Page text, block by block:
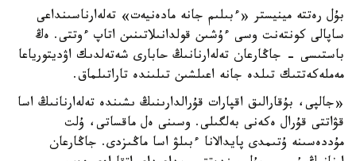
بۇل رەتتە مينيستر «ءبىلىم جانە مادەنيەت» تەلەارناسىنداعى
ساپالى كونتەنت وسى ءۇشىن قولدانىلاتىنىن اتاپ ءوتتى. ەڭ
باستىسى - جاڭارعان تەلەارنانىڭ حابارى شەتەلدىك اۋديتورياعا
مەملەكەتتىك تىلدە جانە اعىلشىن تىلىندە تاراتىلماق.
«جالپى، بۇقارالىق اقپارات قۇرالدارىنىڭ ىشىندە تەلەارنانىڭ اسا
قۋاتتى قۇرال ەكەنى بەلگىلى. وسىنى ەل ماقساتى، ۇلت
مۇددەسىنە ۇتىمدى پايدالانا ءبىلۋ اسا ماڭىزدى. جاڭارعان